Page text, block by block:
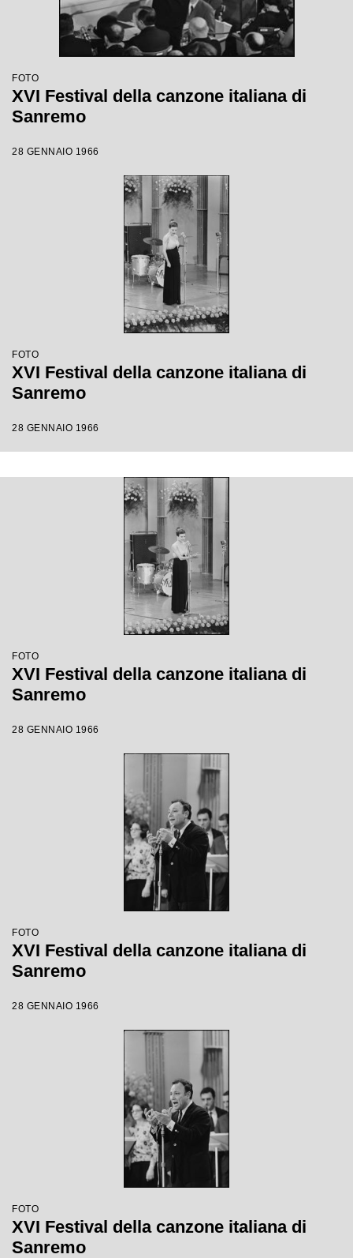
FOTO
XVI Festival della canzone italiana di
Sanremo
28 GENNAIO 1966
FOTO
XVI Festival della canzone italiana di
Sanremo
28 GENNAIO 1966
FOTO
XVI Festival della canzone italiana di
Sanremo
28 GENNAIO 1966
FOTO
XVI Festival della canzone italiana di
Sanremo
28 GENNAIO 1966
FOTO
XVI Festival della canzone italiana di
Sanremo